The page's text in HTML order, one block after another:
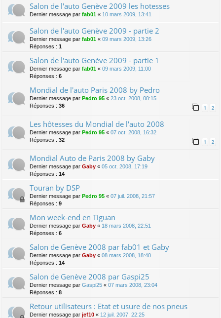
Salon de l'auto Genève 2009 les hotesses
Dernier message par fab01 « 10 mars 2009, 13:41
Salon de l'auto Genève 2009 - partie 2
Dernier message par fab01 « 09 mars 2009, 13:26
Réponses : 1
Salon de l'auto Genève 2009 - partie 1
Dernier message par fab01 « 09 mars 2009, 11:00
Réponses : 6
Mondial de l'auto Paris 2008 by Pedro
Dernier message par Pedro 95 « 23 oct. 2008, 00:15
Réponses : 36 1 2
Les hôtesses du Mondial de l'auto 2008
Dernier message par Pedro 95 « 07 oct. 2008, 16:32
Réponses : 32 1 2
Mondial Auto de Paris 2008 by Gaby
Dernier message par Gaby « 05 oct. 2008, 17:19
Réponses : 14
Touran by DSP
Dernier message par Pedro 95 « 07 juil. 2008, 21:57
Réponses : 9
Mon week-end en Tiguan
Dernier message par Gaby « 18 mars 2008, 22:51
Réponses : 6
Salon de Genève 2008 par fab01 et Gaby
Dernier message par Gaby « 08 mars 2008, 18:40
Réponses : 14
Salon de Genève 2008 par Gaspi25
Dernier message par Gaspi25 « 07 mars 2008, 23:04
Réponses : 8
Retour utilisateurs : Etat et usure de nos pneus
Dernier message par jef10 « 12 juil. 2007, 22:25